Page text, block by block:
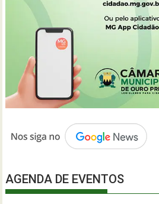
AGENDA DE EVENTOS